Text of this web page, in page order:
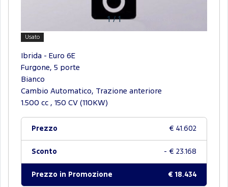
1/1
Usato
Ibrida - Euro 6E
Furgone, 5 porte
Bianco
Cambio Automatico, Trazione anteriore
1.500 cc , 150 CV (110KW)
Prezzo € 41.602
Sconto - € 23.168
Prezzo in Promozione € 18.434